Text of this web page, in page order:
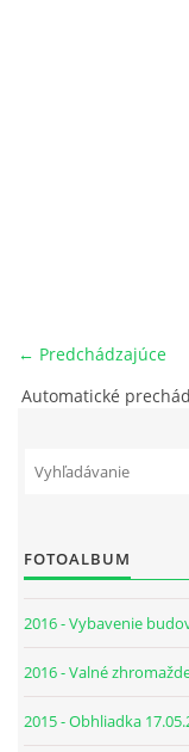
← Predchádzajúce
Automatické
FOTOALBUM
2016 - Vybavenie
2016 - Valné
2015 - Obhliadka